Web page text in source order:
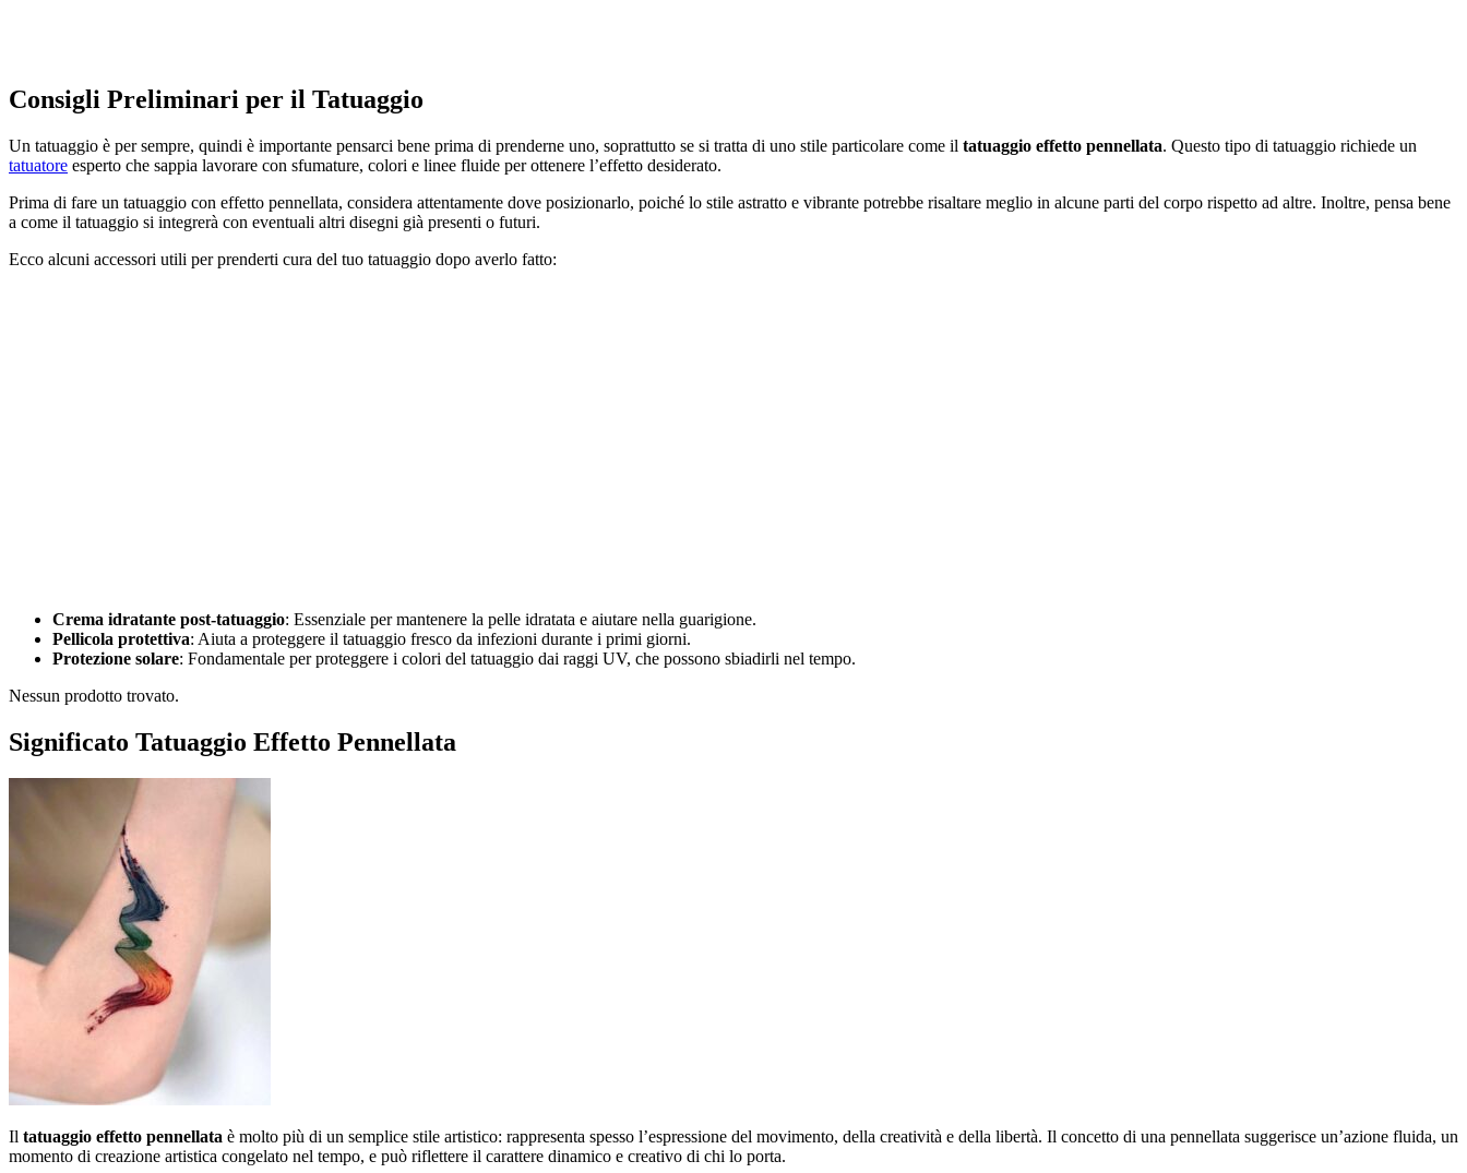
Consigli Preliminari per il Tatuaggio
Un tatuaggio è per sempre, quindi è importante pensarci bene prima di prenderne uno, soprattutto se si tratta di uno stile particolare come il tatuaggio effetto pennellata. Questo tipo di tatuaggio richiede un
tatuatore esperto che sappia lavorare con sfumature, colori e linee fluide per ottenere l’effetto desiderato.
Prima di fare un tatuaggio con effetto pennellata, considera attentamente dove posizionarlo, poiché lo stile astratto e vibrante potrebbe risaltare meglio in alcune parti del corpo rispetto ad altre. Inoltre, pensa bene
a come il tatuaggio si integrerà con eventuali altri disegni già presenti o futuri.
Ecco alcuni accessori utili per prenderti cura del tuo tatuaggio dopo averlo fatto:
Crema idratante post-tatuaggio: Essenziale per mantenere la pelle idratata e aiutare nella guarigione.
Pellicola protettiva: Aiuta a proteggere il tatuaggio fresco da infezioni durante i primi giorni.
Protezione solare: Fondamentale per proteggere i colori del tatuaggio dai raggi UV, che possono sbiadirli nel tempo.
Nessun prodotto trovato.
Significato Tatuaggio Effetto Pennellata
Il tatuaggio effetto pennellata è molto più di un semplice stile artistico: rappresenta spesso l’espressione del movimento, della creatività e della libertà. Il concetto di una pennellata suggerisce un’azione fluida, un
momento di creazione artistica congelato nel tempo, e può riflettere il carattere dinamico e creativo di chi lo porta.